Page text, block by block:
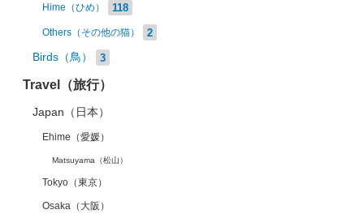
Hime（ひめ） 118
Others（その他の猫） 2
Birds（鳥） 3
Travel（旅行）
Japan（日本）
Ehime（愛媛）
Matsuyama（松山）
Tokyo（東京）
Osaka（大阪）